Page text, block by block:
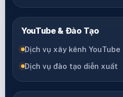
YouTube & Đào Tạo
Dịch vụ xây kênh YouTube
Dịch vụ đào tạo diễn xuất